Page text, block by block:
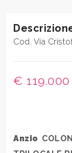
Cod. Via
€ 119.000
Anzio
-
multiscelta